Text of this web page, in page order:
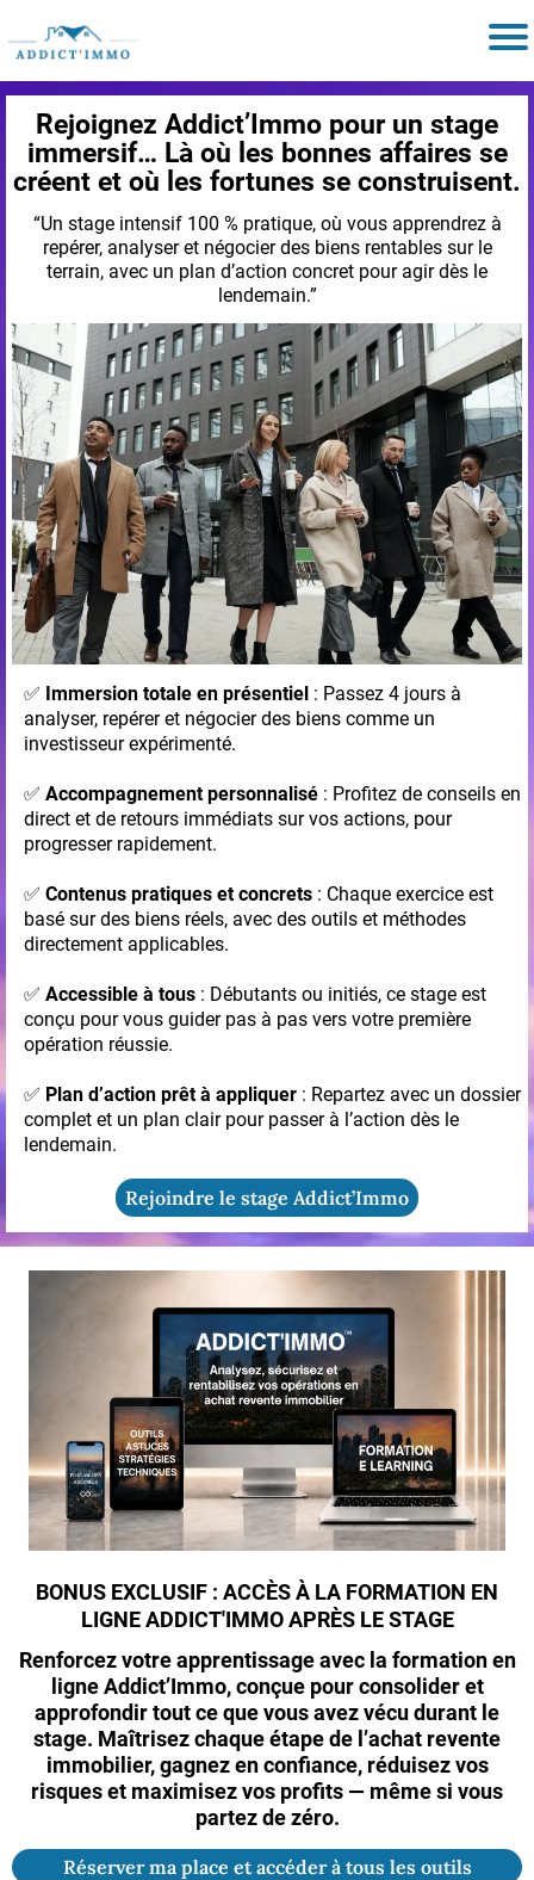
Rejoignez Addict’Immo pour un stage
immersif… Là où les bonnes affaires se
créent et où les fortunes se construisent.
“Un stage intensif 100 % pratique, où vous apprendrez à
repérer, analyser et négocier des biens rentables sur le
terrain, avec un plan d’action concret pour agir dès le
lendemain.”
✅ Immersion totale en présentiel : Passez 4 jours à
analyser, repérer et négocier des biens comme un
investisseur expérimenté.
✅ Accompagnement personnalisé : Profitez de conseils en
direct et de retours immédiats sur vos actions, pour
progresser rapidement.
✅ Contenus pratiques et concrets : Chaque exercice est
basé sur des biens réels, avec des outils et méthodes
directement applicables.
✅ Accessible à tous : Débutants ou initiés, ce stage est
conçu pour vous guider pas à pas vers votre première
opération réussie.
✅ Plan d’action prêt à appliquer : Repartez avec un dossier
complet et un plan clair pour passer à l’action dès le
lendemain.
Rejoindre le stage Addict’Immo
BONUS EXCLUSIF : ACCÈS À LA FORMATION EN
LIGNE ADDICT'IMMO APRÈS LE STAGE
Renforcez votre apprentissage avec la formation en
ligne Addict’Immo, conçue pour consolider et
approfondir tout ce que vous avez vécu durant le
stage. Maîtrisez chaque étape de l’achat revente
immobilier, gagnez en confiance, réduisez vos
risques et maximisez vos profits — même si vous
partez de zéro.
Réserver ma place et accéder à tous les outils